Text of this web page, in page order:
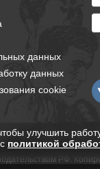
данных
данных
cookie
РФ.
улучшить
политикой